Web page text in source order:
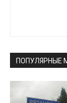
ПОПУЛЯРНЫЕ